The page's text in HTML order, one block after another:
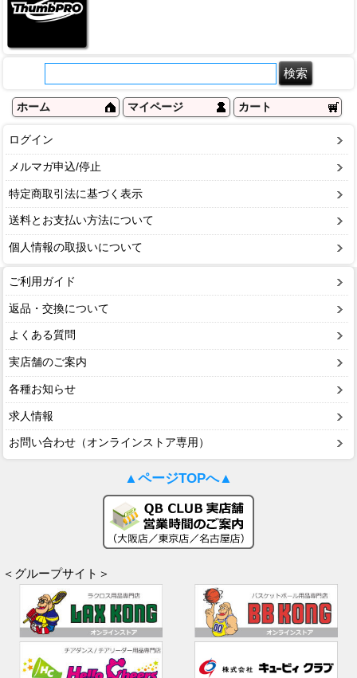
ホーム マイページ カート
ログイン
メルマガ申込/停止
特定商取引法に基づく表示
送料とお支払い方法について
個人情報の取扱いについて
ご利用ガイド
返品・交換について
よくある質問
実店舗のご案内
各種お知らせ
求人情報
お問い合わせ（オンラインストア専用）
▲ページTOPへ▲
＜グループサイト＞